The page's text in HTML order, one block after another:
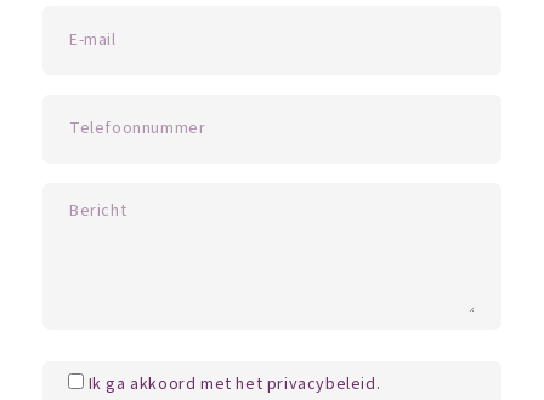
Ik ga akkoord met het privacybeleid.